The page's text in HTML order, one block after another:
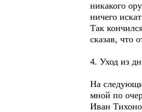
никакого
ничего
Так
сказав, что
4. Уход из
На
мной по
Иван